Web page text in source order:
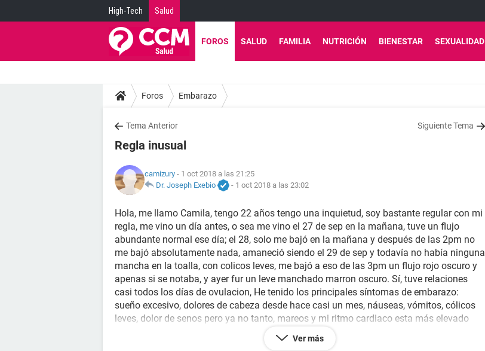
High-Tech Salud
FOROS SALUD FAMILIA NUTRICIÓN BIENESTAR SEXUALIDAD
Foros Embarazo
Tema Anterior Siguiente Tema
Regla inusual
camizury - 1 oct 2018 a las 21:25
Dr. Joseph Exebio
- 1 oct 2018 a las 23:02
Hola, me llamo Camila, tengo 22 años tengo una inquietud, soy bastante regular con mi
regla, me vino un día antes, o sea me vino el 27 de sep en la mañana, tuve un flujo
abundante normal ese día; el 28, solo me bajó en la mañana y después de las 2pm no
me bajó absolutamente nada, amaneció siendo el 29 de sep y todavía no había ninguna
mancha en la toalla, con colicos leves, me bajó a eso de las 3pm un flujo rojo oscuro y
apenas si se notaba, y ayer fur un leve manchado marron oscuro. Sí, tuve relaciones
casi todos los días de ovulacion, He tenido los principales síntomas de embarazo:
sueño excesivo, dolores de cabeza desde hace casi un mes, náuseas, vómitos, cólicos
leves, dolor de senos pero ya no tanto, mareos y mi ritmo cardiaco esta más elevado
igual de mal, estaba esperando que se me pasen los manchados para ir al ginecólogo a
Ver más